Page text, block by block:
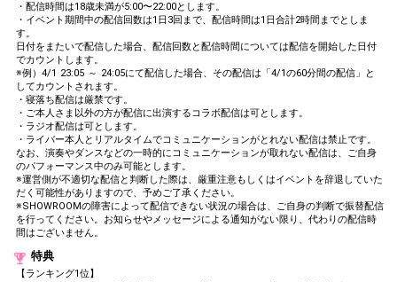
・配信時間は18歳未満が5:00〜22:00とします。
・イベント期間中の配信回数は1日3回まで、配信時間は1日合計2時間までとしま
す。
日付をまたいで配信した場合、配信回数と配信時間については配信を開始した日付
でカウントします。
※例）4/1 23:05 ～ 24:05にて配信した場合、その配信は「4/1の60分間の配信」と
してカウントされます。
・寝落ち配信は厳禁です。
・ご本人さま以外の方が配信に出演するコラボ配信は可とします。
・ラジオ配信は可とします。
・ライバー本人とリアルタイムでコミュニケーションがとれない配信は禁止です。
なお、演奏やダンスなどの一時的にコミュニケーションが取れない配信は、ご自身
のパフォーマンス中のみ可能とします。
※運営側が不適切な配信と判断した際は、厳重注意もしくはイベントを辞退していた
だく可能性がありますので、予めご了承ください。
※SHOWROOMの障害によって配信できない状況の場合は、ご自身の判断で振替配信
を行ってください。お知らせやメッセージによる通知がない限り、代わりの配信時
間はございません。
特典
【ランキング1位】